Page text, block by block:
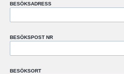
BESÖKSADRESS
BESÖKSPOST NR
BESÖKSORT